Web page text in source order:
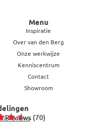
Menu
Inspiratie
Over van den Berg
Onze werkwijze
Kenniscentrum
Contact
Showroom
Reviews (70)
reviews